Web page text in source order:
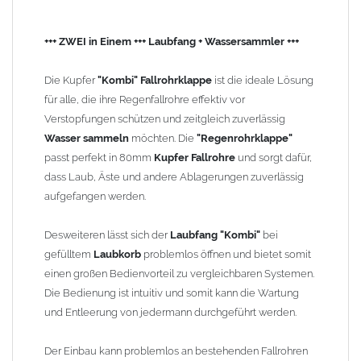
ca. 30cm lange Anschlussschlauch 1 Zollsind im Lieferumfang
Dachrinnenist, dass derLaubfanger "Kombi"imFallrohrohne
Leiter erreichbar ist.
Produktmerkmale"Kombi":
Material:HochwertigesKupfer, das für seine
Langlebigkeit und Korrosionsbeständigkeit bekannt ist.
Ideal für den Einsatz im Außenbereich.
Dächern oder in anderen Bereichen, wo Regenwasser
abgeleitet werden muss.
Einfache Montage:Der"Kombi"lässt sich unkompliziert
installieren und ist leicht zu reinigen, sodass Sie ihn bei
Bedarf schnell entleeren können.
einzufügen,keinezusätzlichen Reduzierungen oder
+++ ZWEI in Einem +++ Laubfang + Wassersammler +++
Die Kupfer"Kombi" Fallrohrklappe ist die ideale Lösung
für alle, die ihre Regenfallrohre effektiv vor
Verstopfungen schützen und zeitgleich zuverlässig
Wasser sammeln möchten. Die "Regenrohrklappe"
passt perfekt in 80mm Kupfer Fallrohre und sorgt dafür,
dass Laub, Äste und andere Ablagerungen zuverlässig
aufgefangen werden.
Desweiteren lässt sich der Laubfang "Kombi" bei
gefülltem Laubkorb problemlos öffnen und bietet somit
einen großen Bedienvorteil zu vergleichbaren Systemen.
Die Bedienung ist intuitiv und somit kann die Wartung
und Entleerung von jedermann durchgeführt werden.
Der Einbau kann problemlos an bestehenden Fallrohren